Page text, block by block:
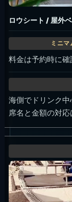
ロウシート / 屋外
料金は予約時に確
海側でドリンク中
席名と金額の対応